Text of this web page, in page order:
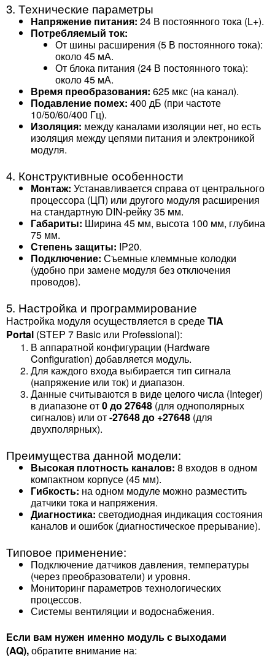
3. Технические параметры
Напряжение питания: 24 В постоянного тока (L+).
Потребляемый ток:
От шины расширения (5 В постоянного тока):
около 45 мА.
От блока питания (24 В постоянного тока):
около 45 мА.
Время преобразования: 625 мкс (на канал).
Подавление помех: 400 дБ (при частоте
10/50/60/400 Гц).
Изоляция: между каналами изоляции нет, но есть
изоляция между цепями питания и электроникой
модуля.
4. Конструктивные особенности
Монтаж: Устанавливается справа от центрального
процессора (ЦП) или другого модуля расширения
на стандартную DIN-рейку 35 мм.
Габариты: Ширина 45 мм, высота 100 мм, глубина
75 мм.
Степень защиты: IP20.
Подключение: Съемные клеммные колодки
(удобно при замене модуля без отключения
проводов).
5. Настройка и программирование
Настройка модуля осуществляется в средеTIA
Portal (STEP 7 Basic или Professional):
В аппаратной конфигурации (Hardware
Configuration) добавляется модуль.
Для каждого входа выбирается тип сигнала
(напряжение или ток) и диапазон.
Данные считываются в виде целого числа (Integer)
в диапазоне от0 до 27648 (для однополярных
сигналов) или от-27648 до +27648 (для
двухполярных).
Преимущества данной модели:
Высокая плотность каналов: 8 входов в одном
компактном корпусе (45 мм).
Гибкость: на одном модуле можно разместить
датчики тока и напряжения.
Диагностика: светодиодная индикация состояния
каналов и ошибок (диагностическое прерывание).
Типовое применение:
Подключение датчиков давления, температуры
(через преобразователи) и уровня.
Мониторинг параметров технологических
процессов.
Системы вентиляции и водоснабжения.
Если вам нужен именно модуль с выходами
(AQ),обратите внимание на: